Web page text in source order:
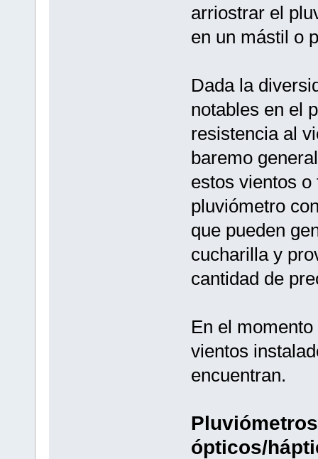
arriostrar el
en un mástil o
Dada la
notables en el
resistencia al
baremo
estos vientos
pluviómetro
que pueden
cucharilla y
cantidad de
En el
vientos
encuentran.
Pluviómetros
ópticos/